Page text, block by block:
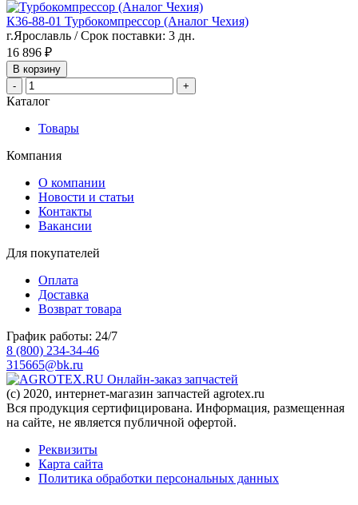
К36-88-01 Турбокомпрессор (Аналог Чехия)
г.Ярославль / Срок поставки: 3 дн.
16 896 ₽
В корзину
-
+
Каталог
Товары
Компания
О компании
Новости и статьи
Контакты
Вакансии
Для покупателей
Оплата
Доставка
Возврат товара
График работы: 24/7
8 (800) 234-34-46
315665@bk.ru
Онлайн-заказ запчастей
(c) 2020, интернет-магазин запчастей agrotex.ru
Вся продукция сертифицирована. Информация, размещенная
на сайте, не является публичной офертой.
Реквизиты
Карта сайта
Политика обработки персональных данных